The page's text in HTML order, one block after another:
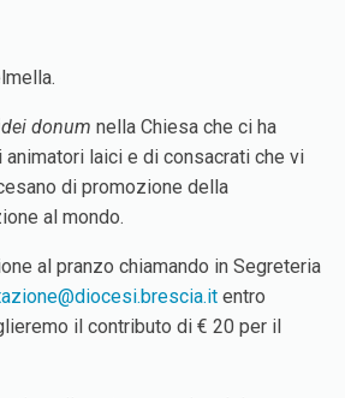
donum nella Chiesa che ci ha
laici e di consacrati che vi
di promozione della
al mondo.
al pranzo chiamando in Segreteria
entro
il contributo di € 20 per il